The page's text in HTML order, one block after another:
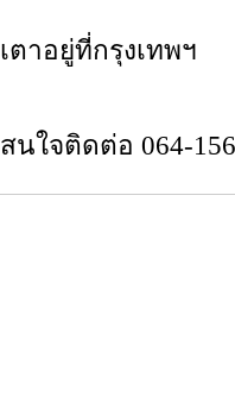
เตาอยู่ที่กรุงเทพฯ
สนใจติดต่อ 064-